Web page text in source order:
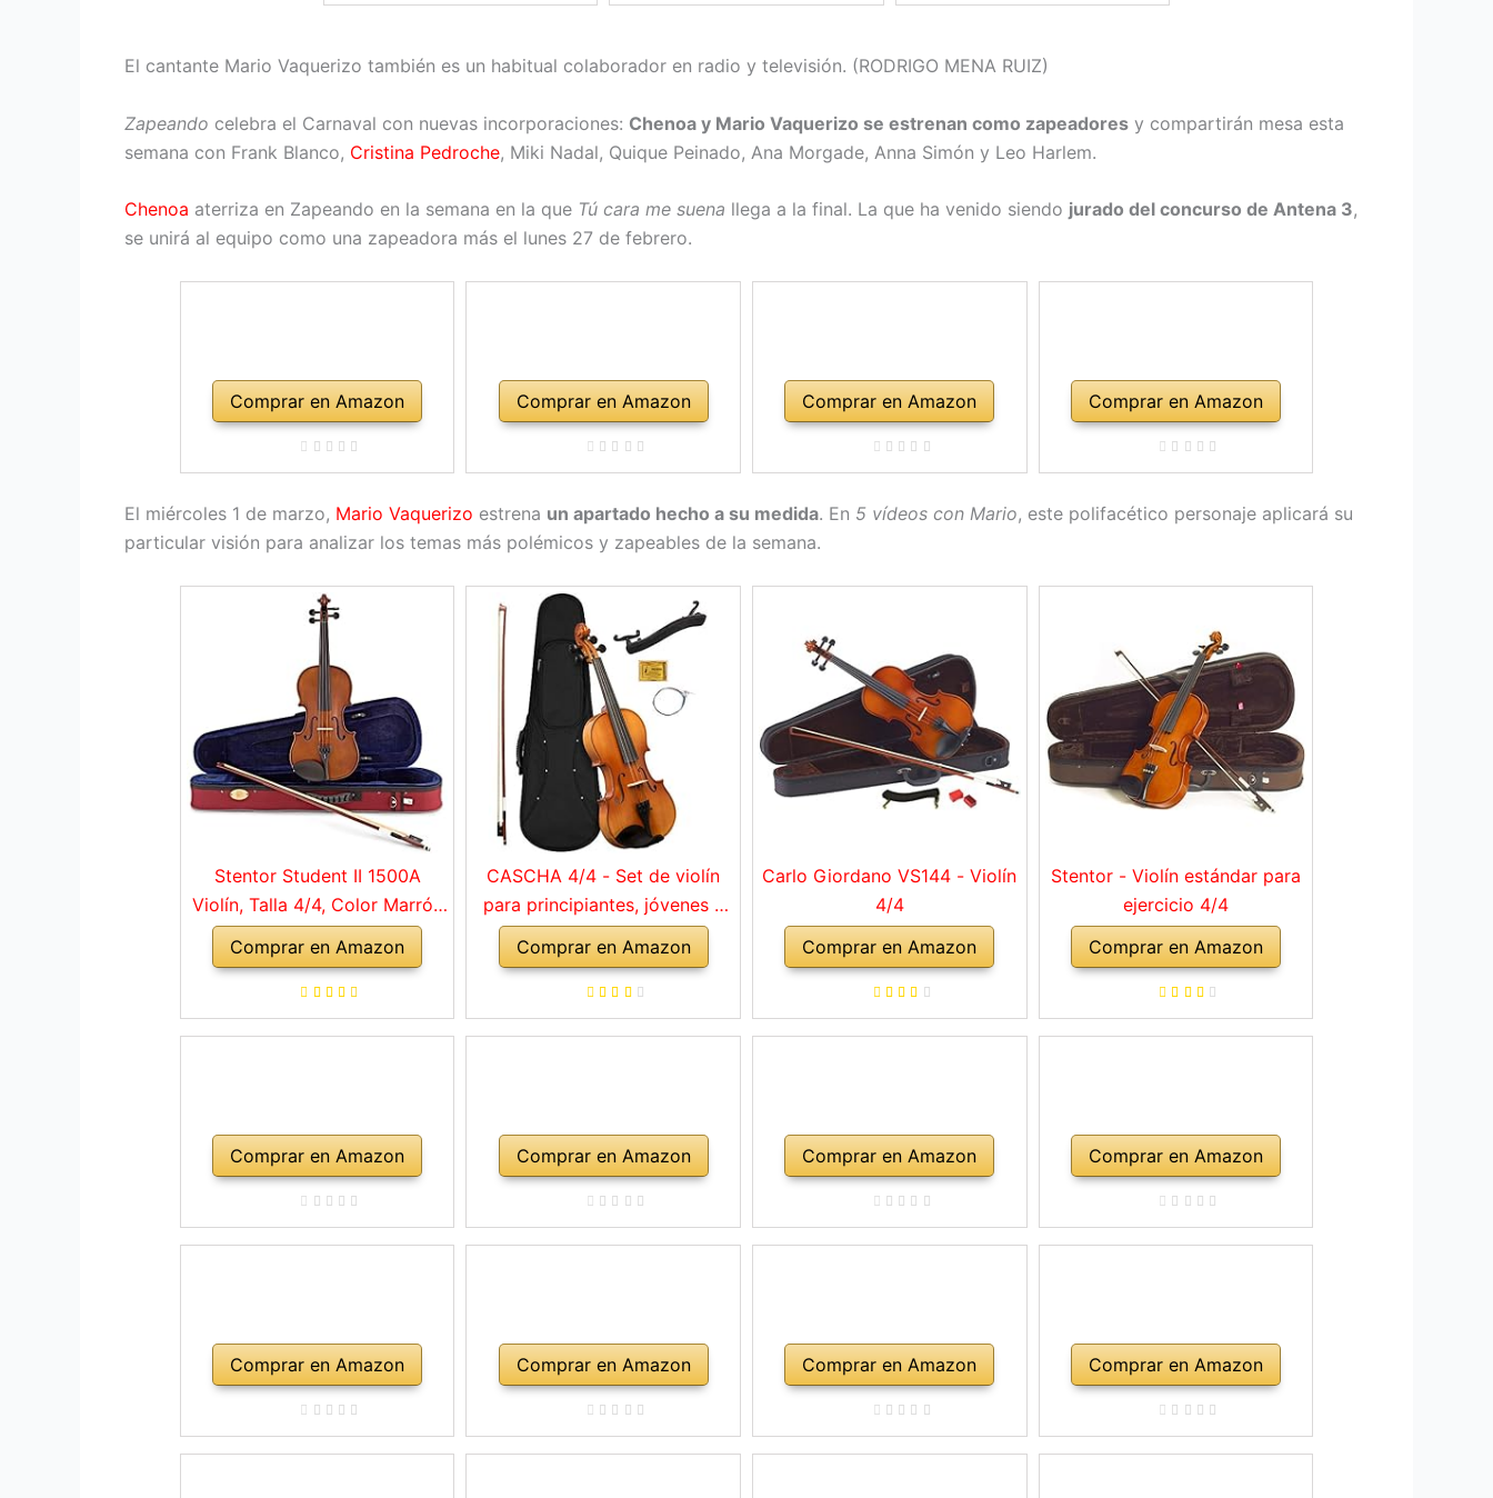
El cantante Mario Vaquerizo también es un habitual colaborador en radio y televisión. (RODRIGO MENA RUIZ)
Zapeando celebra el Carnaval con nuevas incorporaciones: Chenoa y Mario Vaquerizo se estrenan como zapeadores y compartirán mesa esta
semana con Frank Blanco, Cristina Pedroche, Miki Nadal, Quique Peinado, Ana Morgade, Anna Simón y Leo Harlem.
Chenoa aterriza en Zapeando en la semana en la que Tú cara me suena llega a la final. La que ha venido siendo jurado del concurso de Antena 3,
se unirá al equipo como una zapeadora más el lunes 27 de febrero.
Comprar en Amazon Comprar en Amazon Comprar en Amazon Comprar en Amazon
El miércoles 1 de marzo, Mario Vaquerizo estrena un apartado hecho a su medida. En 5 vídeos con Mario, este polifacético personaje aplicará su
particular visión para analizar los temas más polémicos y zapeables de la semana.
Stentor Student II 1500A
Violín, Talla 4/4, Color Marrón
Rojo
Comprar en Amazon
CASCHA 4/4 - Set de violín
para principiantes, jóvenes y
adultos, violín macizo con
arco, colofonia, cuerdas de
repuesto, soporte para
hombro, maletín, abeto natural
Comprar en Amazon
Carlo Giordano VS144 - Violín
4/4
Comprar en Amazon
Stentor - Violín estándar para
ejercicio 4/4
Comprar en Amazon
Comprar en Amazon Comprar en Amazon Comprar en Amazon Comprar en Amazon
Comprar en Amazon Comprar en Amazon Comprar en Amazon Comprar en Amazon